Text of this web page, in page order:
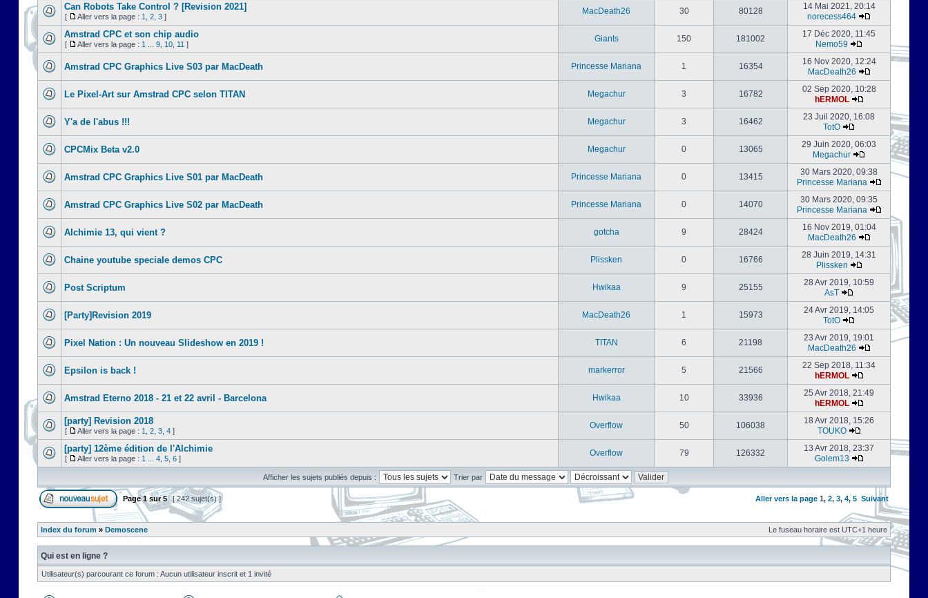
Can Robots Take Control ? [Revision 2021]
[ Aller vers la page : 1 2 3 ]
MacDeath26 30 80128
14 Mai 2021, 20:14
norecess464
Amstrad CPC et son chip audio
[ Aller vers la page : 1 9 10 11 ]
Giants 150 181002
17 Déc 2020, 11:45
Nemo59
Amstrad CPC Graphics Live S03 par MacDeath Princesse Mariana 1 16354
16 Nov 2020, 12:24
MacDeath26
Le Pixel-Art sur Amstrad CPC selon TITAN Megachur 3 16782
02 Sep 2020, 10:28
hERMOL
Y'a de l'abus !!! Megachur 3 16462
23 Juil 2020, 16:08
TotO
CPCMix Beta v2.0 Megachur 0 13065
29 Juin 2020, 06:03
Megachur
Amstrad CPC Graphics Live S01 par MacDeath Princesse Mariana 0 13415
30 Mars 2020, 09:38
Princesse Mariana
Amstrad CPC Graphics Live S02 par MacDeath Princesse Mariana 0 14070
30 Mars 2020, 09:35
Princesse Mariana
Alchimie 13, qui vient ? gotcha 9 28424
16 Nov 2019, 01:04
MacDeath26
Chaine youtube speciale demos CPC Plissken 0 16766
28 Juin 2019, 14:31
Plissken
Post Scriptum Hwikaa 9 25155
28 Avr 2019, 10:59
AsT
[Party]Revision 2019 MacDeath26 1 15973
24 Avr 2019, 14:05
TotO
Pixel Nation : Un nouveau Slideshow en 2019 ! TITAN 6 21198
23 Avr 2019, 19:01
MacDeath26
Epsilon is back ! markerror 5 21566
22 Sep 2018, 11:34
hERMOL
Amstrad Eterno 2018 - 21 et 22 avril - Barcelona Hwikaa 10 33936
25 Avr 2018, 21:49
hERMOL
[party] Revision 2018
[ Aller vers la page : 1 2 3 4 ]
Overflow 50 106038
18 Avr 2018, 15:26
TOUKO
[party] 12ème édition de l'Alchimie
[ Aller vers la page : 1 4 5 6 ]
Overflow 79 126332
13 Avr 2018, 23:37
Golem13
Afficher les sujets publiés depuis : Trier par
Page1sur5 [ 242 sujet(s) ] Aller vers la page 1, 2, 3, 4, 5 Suivant
Index du forum » Demoscene Le fuseau horaire est UTC+1 heure
Qui est en ligne ?
Utilisateur(s) parcourant ce forum : Aucun utilisateur inscrit et 1 invité